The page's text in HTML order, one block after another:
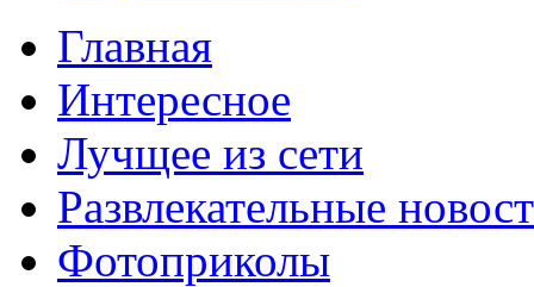
Главная
Интересное
Лучщее из сети
Развлекательные
Фотоприколы